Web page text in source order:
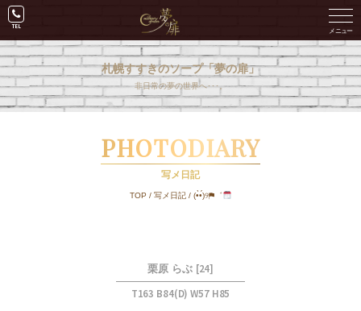
札幌すすきのソープ「夢の扉」
非日常の夢の世界へ･･･。
PHOTODIARY
写メ日記
TOP / 写メ日記/ (•̀•́)୨⚑︎゛
栗原 らぶ [24]
T163 B84(D) W57 H85